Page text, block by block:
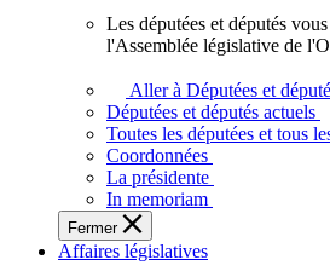
députés
vous
représentent
sein
de
l'Assemblée
législative
Les députées et députés
l'Assemblée législative de
Aller à Députées et
Députées et députés actuels
Toutes les députées et tous
Coordonnées
La présidente
In memoriam
Fermer
Affaires législatives